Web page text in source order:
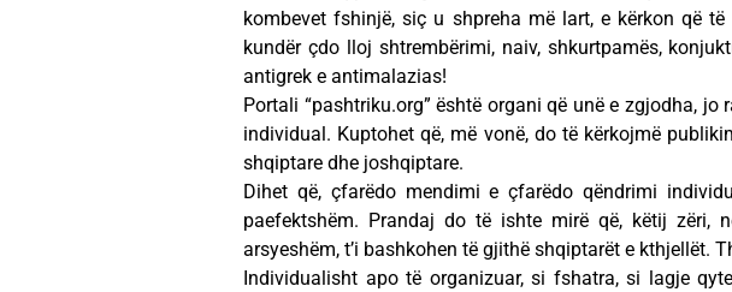
kombevet fshinjë, siç u shpreha më lart, e kërkon që
kundër çdo lloj shtrembërimi, naiv, shkurtpamës,
antigrek e antimalazias!
Portali “pashtriku.org” është organi që unë e zgjodha,
individual. Kuptohet që, më vonë, do të kërkojmë
shqiptare dhe joshqiptare.
Dihet që, çfarëdo mendimi e çfarëdo qëndrimi
paefektshëm. Prandaj do të ishte mirë që, këtij zëri,
arsyeshëm, t’i bashkohen të gjithë shqiptarët e kthjellët.
Individualisht apo të organizuar, si fshatra, si lagje